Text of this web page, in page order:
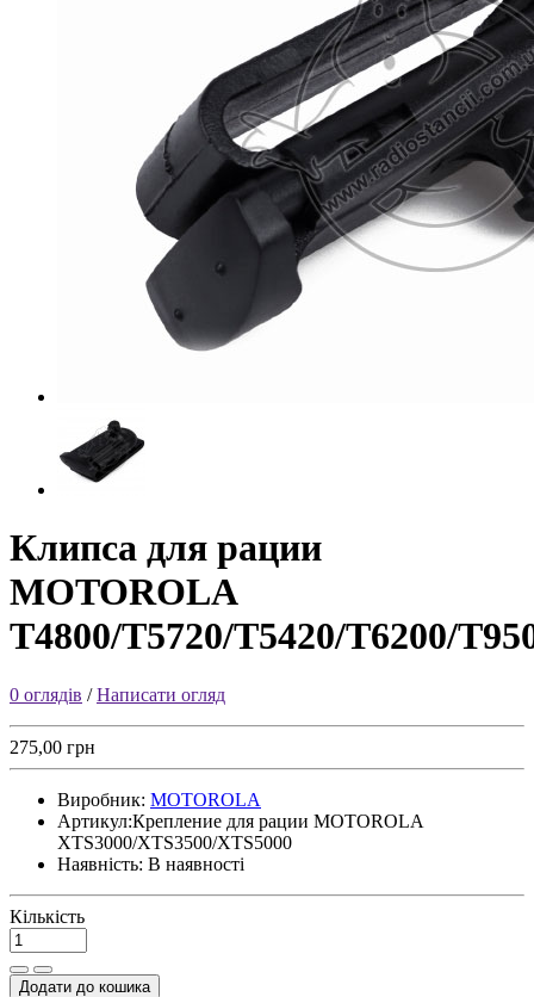
Клипса для рации
MOTOROLA
T4800/T5720/T5420/T6200/
0 оглядів /Написати огляд
275,00 грн
Виробник: MOTOROLA
Артикул:Крепление для рации MOTOROLA
XTS3000/XTS3500/XTS5000
Наявність: В наявності
Кількість
Додати до кошика